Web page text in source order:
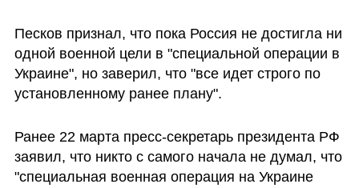
Песков признал, что пока Россия не достигла ни
одной военной цели в "специальной операции в
Украине", но заверил, что "все идет строго по
установленному ранее плану".
Ранее 22 марта пресс-секретарь президента РФ
заявил, что никто с самого начала не думал, что
"специальная военная операция на Украине